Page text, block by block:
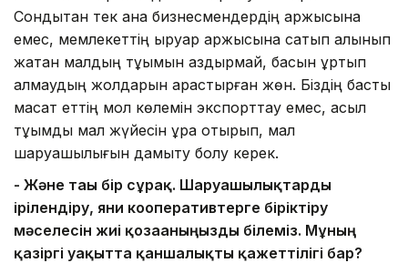
Сондықтан тек қана бизнесмендердің қаржысына
емес, мемлекеттің қыруар қаржысына сатып алынып
жатқан малдың тұқымын аздырмай, басын құртып
алмаудың жолдарын қарастырған жөн. Біздің басты
мақсат еттің мол көлемін экспорттау емес, асыл
тұқымды мал жүйесін құра отырып, мал
шаруашылығын дамыту болу керек.
- Және тағы бір сұрақ. Шаруашылықтарды
ірілендіру, яғни кооперативтерге біріктіру
мәселесін жиі қозғағаныңызды білеміз. Мұның
қазіргі уақытта қаншалықты қажеттілігі бар?